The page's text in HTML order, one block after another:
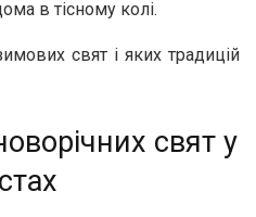
в тісному колі.
свят і яких традицій
свят у